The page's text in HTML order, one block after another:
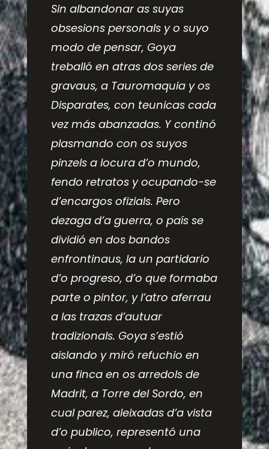
Sin albandonar as suyas
obsesions personals y o suyo
modo de pensar, Goya
treballó en atras dos series de
gravaus, a Tauromaquiay os
Disparates, con teunicas cada
vez más abanzadas. Y continó
plasmando con os suyos
pinzels a locura d’o mundo,
fendo retratos y ocupando-se
d’encargos ofizials. Pero
dezaga d’a guerra, o país se
dividió en dos bandos
enfrontinaus, la un partidario
d’o progreso, d’o que formaba
parte o pintor, y l’atro aferrau
a las trazas d’autuar
tradizionals. Goya s’estió
aislando y miró refuchio en
una finca en os arredols de
Madrit, a Torre del Sordo, en
cual parez, aleixadas d’a vista
d’o publico, representó una